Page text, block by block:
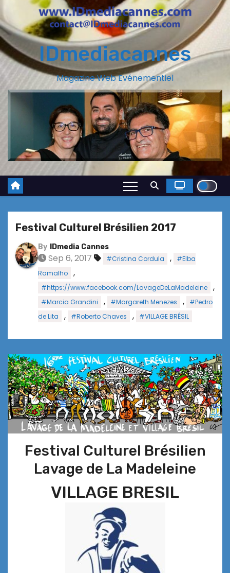
IDmediacannes
Magazine Web Evénementiel
Festival Culturel Brésilien 2017
By IDmedia Cannes
Sep 6, 2017 #Cristina Cordula ,
#Elba
Ramalho
,
#https://www.facebook.com/LavageDeLaMadeleine ,
#Marcia Grandini , #Margareth Menezes ,
#Pedro
de Lita
, #Roberto Chaves , #VILLAGE BRÉSIL
Festival Culturel Brésilien
Lavage de La Madeleine
VILLAGE BRESIL